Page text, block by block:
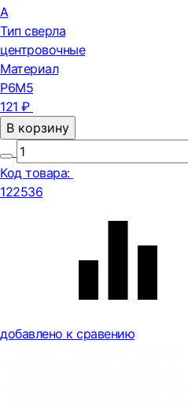
А
Тип сверла
центровочные
Материал
Р6М5
121 ₽
В корзину
Код товара:
122536
добавлено к сравению